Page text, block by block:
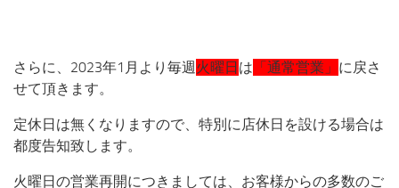
さらに、2023年1月より毎週火曜日は 「通常営業」 に戻さ
せて頂きます。
定休日は無くなりますので、特別に店休日を設ける場合は
都度告知致します。
火曜日の営業再開につきましては、お客様からの多数のご